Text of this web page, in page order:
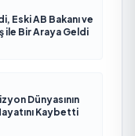
Eski AB Bakanı ve
ile Bir Araya Geldi
Dünyasının
Kaybetti